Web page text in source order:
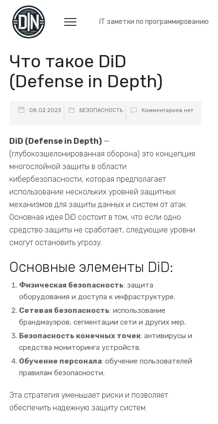
IT заметки по программированию
Что такое DiD
(Defense in Depth)
08.02.2023 БЕЗОПАСНОСТЬ Комментариев нет
DiD (Defense in Depth) —
(глубокоэшелонированная оборона) это концепция
многослойной защиты в области
кибербезопасности, которая предполагает
использование нескольких уровней защитных
механизмов для защиты данных и систем от атак.
Основная идея DiD состоит в том, что если одно
средство защиты не сработает, следующие уровни
смогут остановить угрозу.
Основные элементы DiD:
Физическая безопасность: защита
оборудования и доступа к инфраструктуре.
Сетевая безопасность: использование
брандмауэров, сегментации сети и других мер.
Безопасность конечных точек: антивирусы и
средства мониторинга устройств.
Обучение персонала: обучение пользователей
правилам безопасности.
Эта стратегия уменьшает риски и позволяет
обеспечить надежную защиту систем.